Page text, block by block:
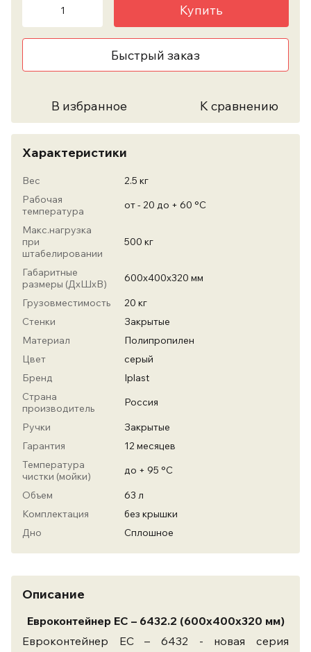
Купить
Быстрый заказ
В избранное К сравнению
Характеристики
Вес
2.5 кг
Рабочая
температура
от - 20 до + 60 °С
Макс.нагрузка
при
штабелировании
500 кг
Габаритные
размеры (ДхШхВ)
600х400х320 мм
Грузовместимость
20 кг
Стенки
Закрытые
Материал
Полипропилен
Цвет
серый
Бренд
Iplast
Страна
производитель
Россия
Ручки
Закрытые
Гарантия
12 месяцев
Температура
чистки (мойки)
до + 95 °С
Объем
63 л
Комплектация
без крышки
Дно
Сплошное
Описание
Евроконтейнер ЕС – 6432.2 (600х400х320 мм)
Евроконтейнер ЕС – 6432 - новая серия